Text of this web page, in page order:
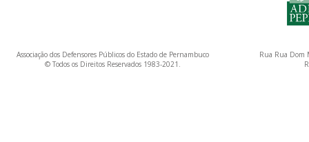
Associação dos Defensores Públicos do Estado de Pernambuco
© Todos os Direitos Reservados 1983-2021.
Rua Rua Dom